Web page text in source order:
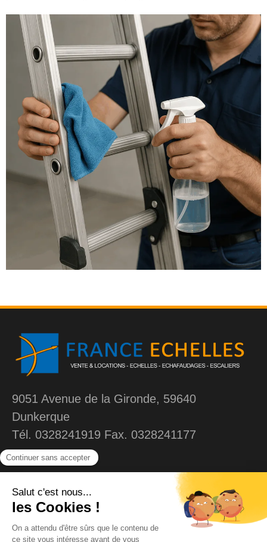
9051 Avenue de la Gironde, 59640
Dunkerque
Tél. 0328241919 Fax. 0328241177
MENU
Accueil
Echelles
Plateforme individuelle
Contact
Mentions légales
Confidentialités et